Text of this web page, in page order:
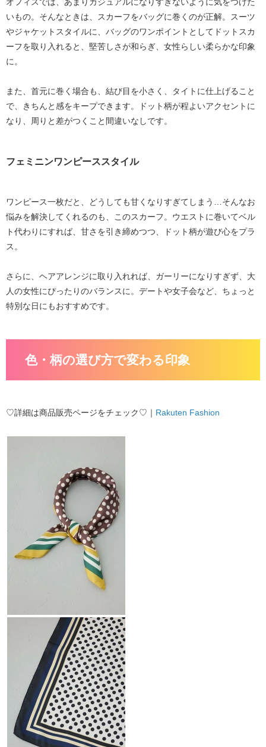
いもの。そんなときは、
スカーフをバッグに巻く のが正解。スーツ
やジャケットスタイルに、バッグのワンポイントとしてドットスカ
ーフを取り入れると、堅苦しさが和らぎ、女性らしい柔らかな印象
に。
また、首元に巻く場合も、 結び目を小さく、タイトに仕上げること
で、きちんと感をキープできます。ドット柄が程よいアクセントに
なり、周りと差がつくこと間違いなしです。
フェミニンワンピーススタイル
ワンピース一枚だと、どうしても甘くなりすぎてしまう…そんなお
悩みを解決してくれるのも、このスカーフ。 ウエストに巻いてベル
ト代わり にすれば、甘さを引き締めつつ、ドット柄が遊び心をプラ
ス。
さらに、ヘアアレンジに取り入れれば、ガーリーになりすぎず、大
人の女性にぴったりのバランスに。デートや女子会など、ちょっと
特別な日にもおすすめです。
色・柄の選び方で変わる印象
♡詳細は商品販売ページをチェック♡｜ Rakuten Fashion